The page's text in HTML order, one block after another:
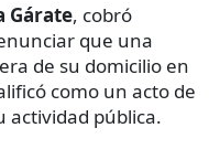
Gárate, cobró
que una
de su domicilio en
como un acto de
actividad pública.